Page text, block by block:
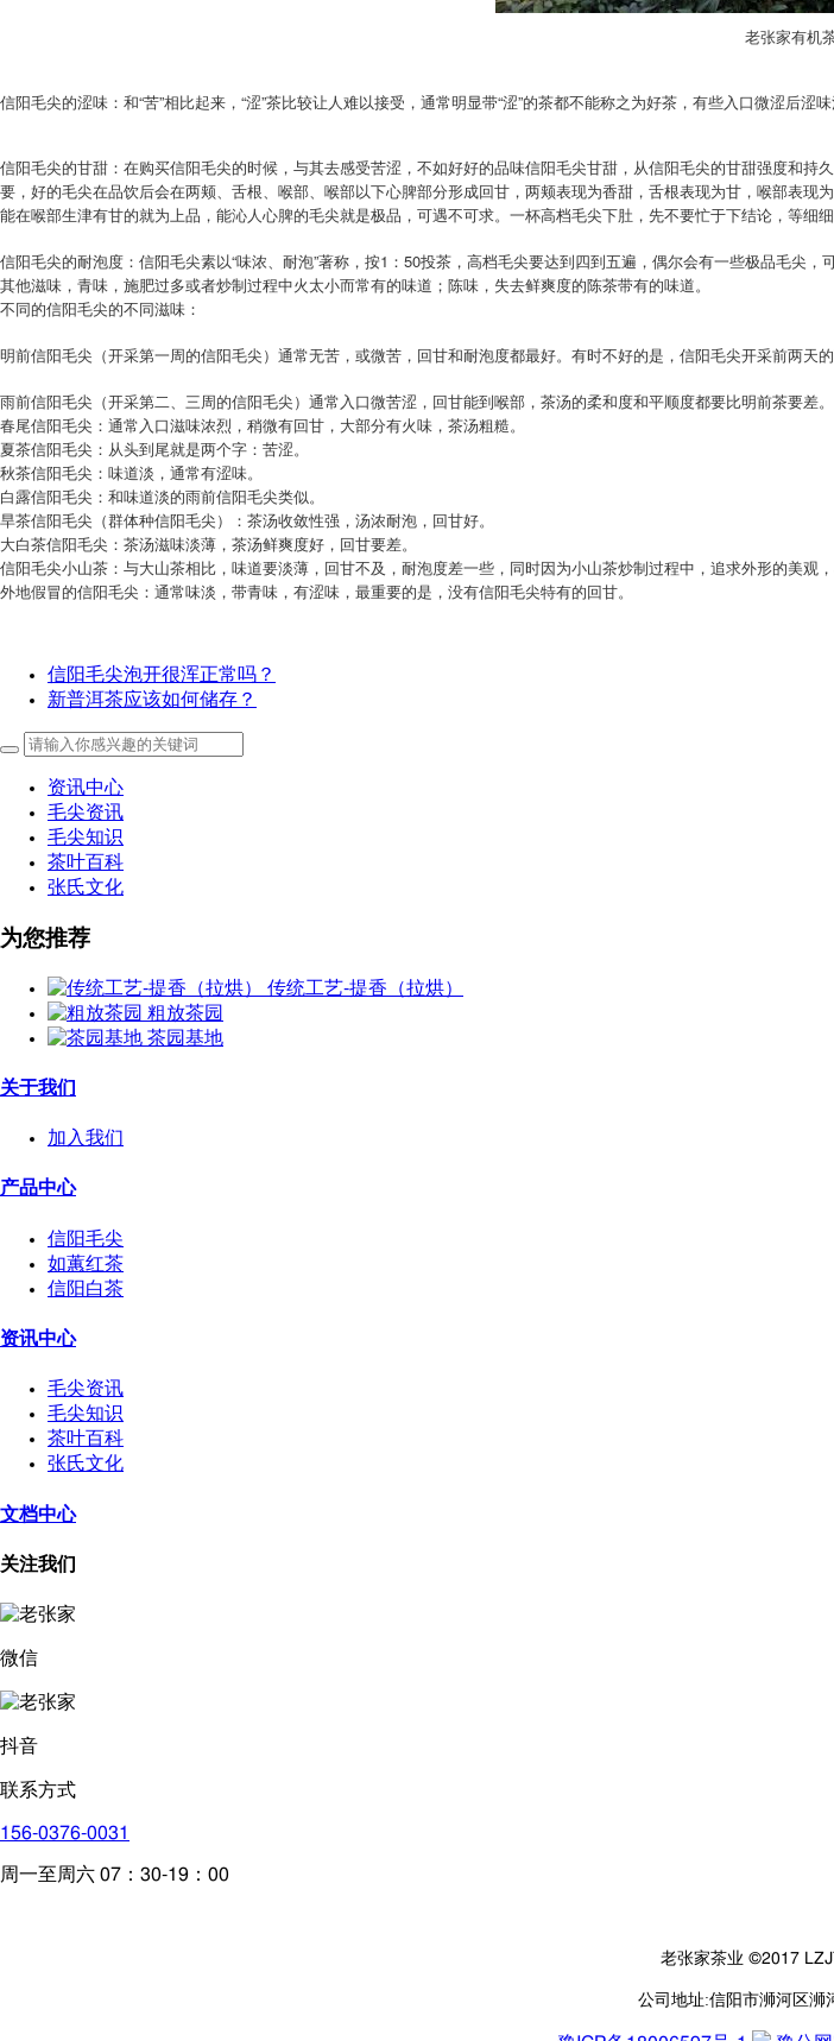
老张家有机
信阳毛尖的涩味：和“苦”相比起来，“涩”茶比较让人难以接受，通常明显带“涩”的茶都不能称之为好茶，有些入口微涩后涩味
信阳毛尖的甘甜：在购买信阳毛尖的时候，与其去感受苦涩，不如好好的品味信阳毛尖甘甜，从信阳毛尖的甘甜强度和
要，好的毛尖在品饮后会在两颊、舌根、喉部、喉部以下心脾部分形成回甘，两颊表现为香甜，舌根表现为甘，喉部表
能在喉部生津有甘的就为上品，能沁人心脾的毛尖就是极品，可遇不可求。一杯高档毛尖下肚，先不要忙于下结论，等细细
信阳毛尖的耐泡度：信阳毛尖素以“味浓、耐泡”著称，按1：50投茶，高档毛尖要达到四到五遍，偶尔会有一些极品毛尖，可
其他滋味，青味，施肥过多或者炒制过程中火太小而常有的味道；陈味，失去鲜爽度的陈茶带有的味道。
不同的信阳毛尖的不同滋味：
明前信阳毛尖（开采第一周的信阳毛尖）通常无苦，或微苦，回甘和耐泡度都最好。有时不好的是，信阳毛尖开采前两天
雨前信阳毛尖（开采第二、三周的信阳毛尖）通常入口微苦涩，回甘能到喉部，茶汤的柔和度和平顺度都要比明前茶要差。
春尾信阳毛尖：通常入口滋味浓烈，稍微有回甘，大部分有火味，茶汤粗糙。
夏茶信阳毛尖：从头到尾就是两个字：苦涩。
秋茶信阳毛尖：味道淡，通常有涩味。
白露信阳毛尖：和味道淡的雨前信阳毛尖类似。
旱茶信阳毛尖（群体种信阳毛尖）：茶汤收敛性强，汤浓耐泡，回甘好。
大白茶信阳毛尖：茶汤滋味淡薄，茶汤鲜爽度好，回甘要差。
信阳毛尖小山茶：与大山茶相比，味道要淡薄，回甘不及，耐泡度差一些，同时因为小山茶炒制过程中，追求外形的美观，
外地假冒的信阳毛尖：通常味淡，带青味，有涩味，最重要的是，没有信阳毛尖特有的回甘。
信阳毛尖泡开很浑正常吗？
新普洱茶应该如何储存？
资讯中心
毛尖资讯
毛尖知识
茶叶百科
张氏文化
为您推荐
传统工艺-提香（拉烘）
粗放茶园
茶园基地
关于我们
加入我们
产品中心
信阳毛尖
如蕙红茶
信阳白茶
资讯中心
毛尖资讯
毛尖知识
茶叶百科
张氏文化
文档中心
关注我们
微信
抖音
联系方式
156-0376-0031
周一至周六 07：30-19：00
老张家茶业 ©2017
公司地址:信阳市浉河区浉